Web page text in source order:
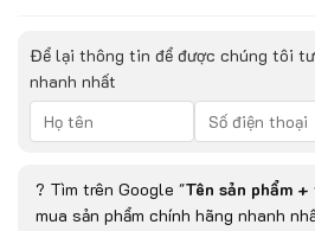
Để lại thông tin để được chúng tôi
nhanh nhất
? Tìm trên Google "Tên sản phẩm
mua sản phẩm chính hãng nhanh